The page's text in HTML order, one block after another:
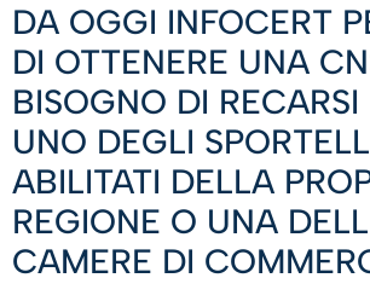
DA OGGI INFOCERT
DI OTTENERE UNA
BISOGNO DI RECARSI
UNO DEGLI
ABILITATI DELLA
REGIONE O UNA
CAMERE DI